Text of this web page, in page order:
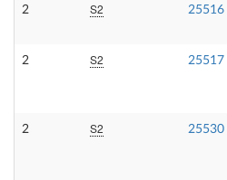
2 S2 25516
2 S2 25517
2 S2 25530